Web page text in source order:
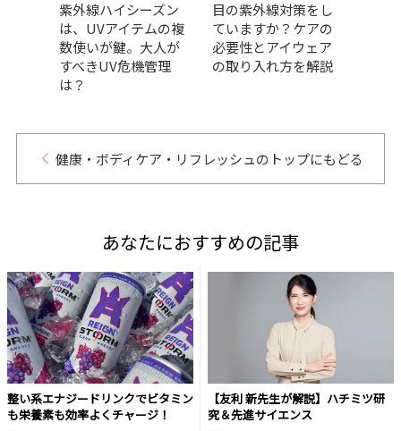
紫外線ハイシーズン
は、UVアイテムの複
数使いが鍵。大人が
すべきUV危機管理
は？
目の紫外線対策をし
ていますか？ケアの
必要性とアイウェア
の取り入れ方を解説
健康・ボディケア・リフレッシュのトップにもどる
あなたにおすすめの記事
整い系エナジードリンクでビタミン
も栄養素も効率よくチャージ！
【友利 新先生が解説】ハチミツ研
究＆先進サイエンス